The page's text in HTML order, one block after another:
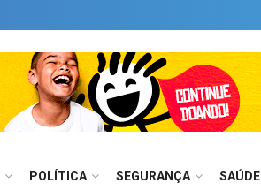
POLÍTICA SEGURANÇA SAÚDE